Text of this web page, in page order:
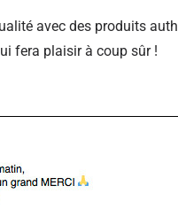
avec des produits
fera plaisir à coup sûr !